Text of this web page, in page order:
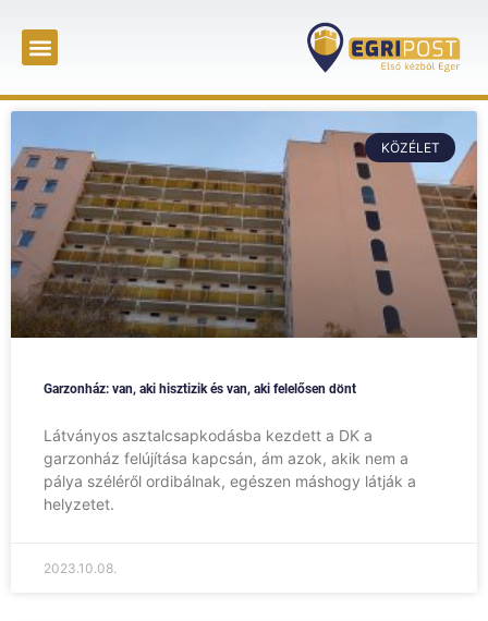
KÖZÉLET
Garzonház: van, aki hisztizik és van, aki felelősen dönt
Látványos asztalcsapkodásba kezdett a DK a
garzonház felújítása kapcsán, ám azok, akik nem a
pálya széléről ordibálnak, egészen máshogy látják a
helyzetet.
2023.10.08.